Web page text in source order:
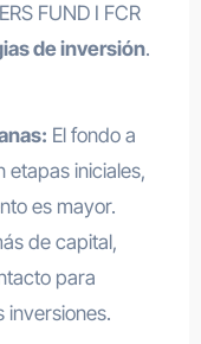
FUND I FCR
de inversión.
El fondo a
etapas iniciales,
es mayor.
de capital,
para
inversiones.